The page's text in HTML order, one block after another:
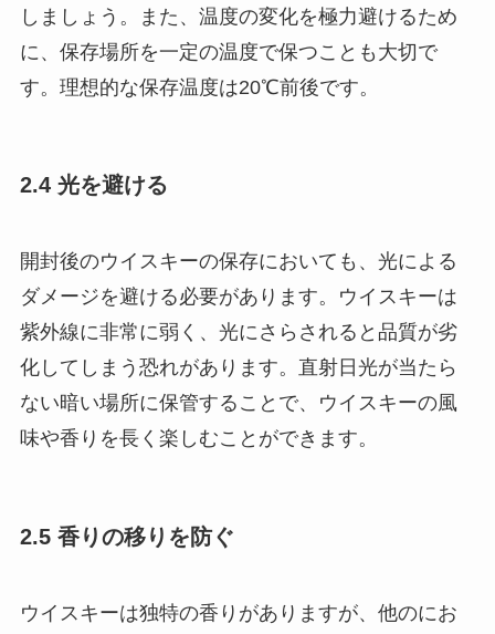
しましょう。また、温度の変化を極力避けるため
に、保存場所を一定の温度で保つことも大切で
す。理想的な保存温度は20℃前後です。
2.4 光を避ける
開封後のウイスキーの保存においても、光による
ダメージを避ける必要があります。ウイスキーは
紫外線に非常に弱く、光にさらされると品質が劣
化してしまう恐れがあります。直射日光が当たら
ない暗い場所に保管することで、ウイスキーの風
味や香りを長く楽しむことができます。
2.5 香りの移りを防ぐ
ウイスキーは独特の香りがありますが、他のにお